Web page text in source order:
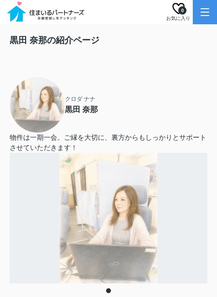
お気に入り
0
黒田 奈那の紹介ページ
クロダ ナナ
黒田 奈那
物件は一期一会。ご縁を大切に、裏方からもしっかりとサポート
させていただきます！